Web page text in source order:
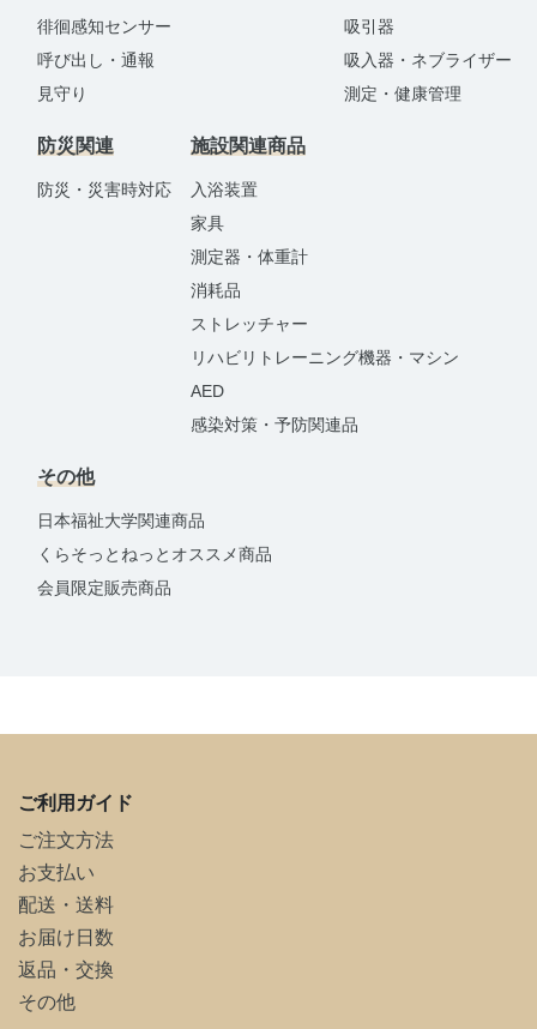
徘徊感知センサー
呼び出し・通報
見守り
吸引器
吸入器・ネブライザー
測定・健康管理
防災関連
防災・災害時対応
施設関連商品
入浴装置
家具
測定器・体重計
消耗品
ストレッチャー
リハビリトレーニング機器・マシン
AED
感染対策・予防関連品
その他
日本福祉大学関連商品
くらそっとねっとオススメ商品
会員限定販売商品
ご利用ガイド
ご注文方法
お支払い
配送・送料
お届け日数
返品・交換
その他